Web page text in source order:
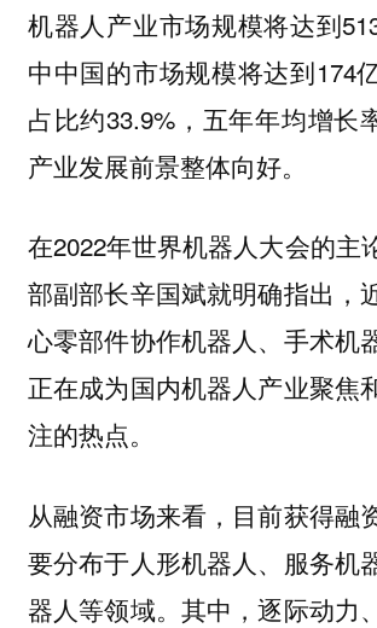
机器人产业市场规模将达到
中中国的市场规模将达到174
占比约33.9%，五年年均增长
产业发展前景整体向好。
在2022年世界机器人大会的主
部副部长辛国斌就明确指出，
心零部件协作机器人、手术机
正在成为国内机器人产业聚焦
注的热点。
从融资市场来看，目前获得融
要分布于人形机器人、服务机
器人等领域。其中，逐际动力